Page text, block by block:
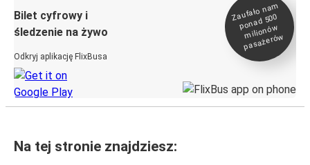
Bilet cyfrowy i
śledzenie na żywo
Odkryj aplikację FlixBusa
Zaufało na
m
ponad 500
milionó
w
pasażeró
w
Na tej stronie znajdziesz: